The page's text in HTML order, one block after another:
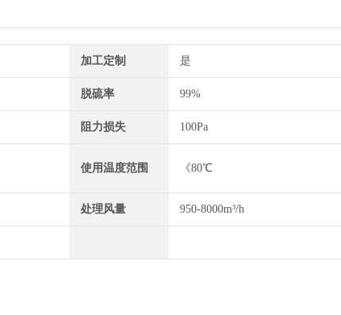
加工定制 是
脱硫率 99%
阻力损失 100Pa
使用温度范围 《80℃
处理风量 950-8000m³/h